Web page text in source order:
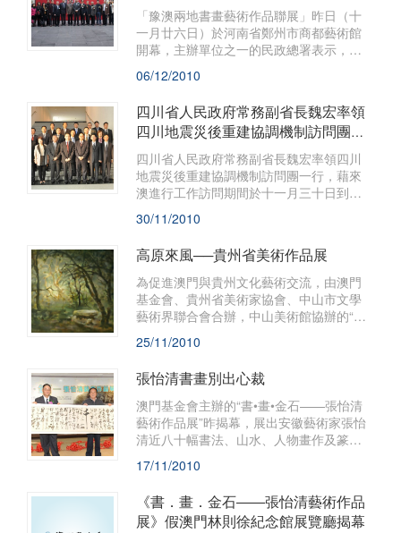
「豫澳兩地書畫藝術作品聯展」昨日（十
一月廿六日）於河南省鄭州市商都藝術館
開幕，主辦單位之一的民政總署表示，透
過兩地藝術家的作品聯展，有助增加相互
認識、觀摩和學習的機會，促進兩地藝術
交流及增進友誼。
06/12/2010
四川省人民政府常務副省長魏宏率領
四川地震災後重建協調機制訪問團來
訪本會
四川省人民政府常務副省長魏宏率領四川
地震災後重建協調機制訪問團一行，藉來
澳進行工作訪問期間於十一月三十日到訪
澳門基金會，受到行政委員會主席吳志
良、委員林金城、何桂鈴、黎振強等熱情
接待。
30/11/2010
高原來風──貴州省美術作品展
​為促進澳門與貴州文化藝術交流，由澳門
基金會、貴州省美術家協會、中山市文學
藝術界聯合會合辦，中山美術館協辦的“高
原來風──貴州省美術作品展覽”，將於
2010年12月14日(星期二)下午六時正假澳
門林則徐紀念館展覽廳舉行開幕典禮，歡
迎各界人士光臨指導。
25/11/2010
張怡清書畫別出心裁
澳門基金會主辦的“書•畫•金石——張怡清
藝術作品展”昨揭幕，展出安徽藝術家張怡
清近八十幅書法、山水、人物畫作及篆刻
作品，讓澳門觀衆欣賞到別出心裁的板橋
書法，以及蕭疏寂冷之美的山水畫作。
17/11/2010
《書．畫．金石――張怡清藝術作品
展》假澳門林則徐紀念館展覽廳揭幕